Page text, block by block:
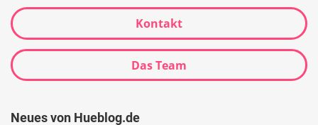
Kontakt
Das Team
Neues von Hueblog.de